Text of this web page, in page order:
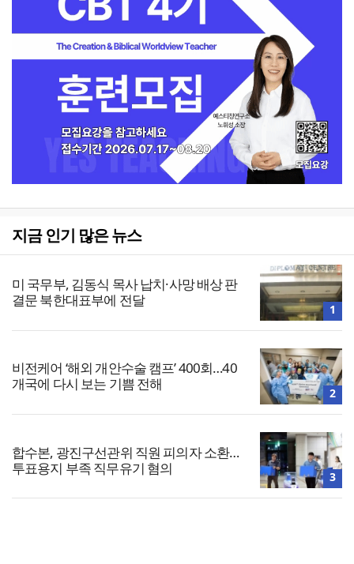
지금 인기 많은 뉴스
미 국무부, 김동식 목사 납치·사망 배상 판
결문 북한대표부에 전달
1
비전케어 ‘해외 개안수술 캠프’ 400회…40
개국에 다시 보는 기쁨 전해
2
합수본, 광진구선관위 직원 피의자 소환…
투표용지 부족 직무유기 혐의
3